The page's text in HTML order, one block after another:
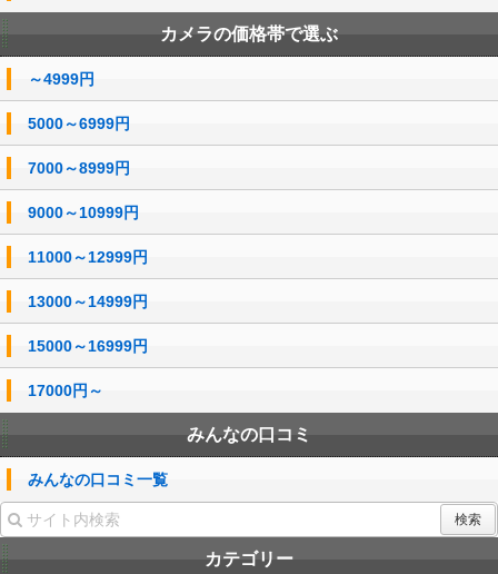
カメラの価格帯で選ぶ
～4999円
5000～6999円
7000～8999円
9000～10999円
11000～12999円
13000～14999円
15000～16999円
17000円～
みんなの口コミ
みんなの口コミ一覧
カテゴリー